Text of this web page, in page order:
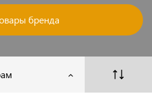
бренда